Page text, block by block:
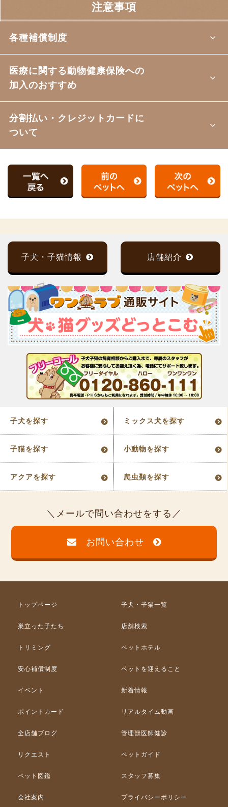
注意事項
各種補償制度
医療に関する動物健康保険への
加入のおすすめ
分割払い・クレジットカードに
ついて
子犬・子猫情報 店舗紹介
子犬を探す ミックス犬を探す
子猫を探す 小動物を探す
アクアを探す 爬虫類を探す
メールで問い合わせをする
お問い合わせ
トップページ 子犬・子猫一覧
巣立った子たち 店舗検索
トリミング ペットホテル
安心補償制度 ペットを迎えること
イベント 新着情報
ポイントカード リアルタイム動画
全店舗ブログ 管理獣医師健診
リクエスト ペットガイド
ペット図鑑 スタッフ募集
会社案内 プライバシーポリシー